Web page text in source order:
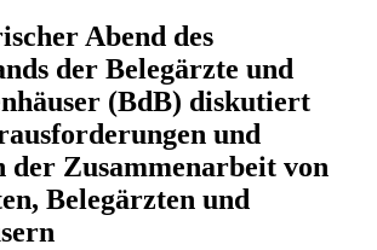
Abend des
der Belegärzte und
(BdB) diskutiert
und
der Zusammenarbeit von
Belegärzten und